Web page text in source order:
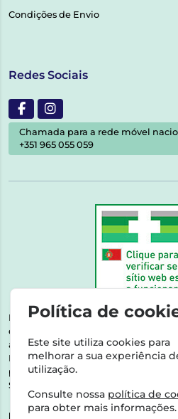
Condições de Envio
Redes Sociais
Chamada para a rede móvel
+351 965 055 059
Esta farmácia encontra-se
dispensa de medicamentos e
através da internet. Medicamentos |
MSRM, MNSRM, MSRMV ou
podem ser entregues nos seguintes
Sesimbra, Oeiras e Lisboa.
Direção Técnica: Dra. Raquel
Política de
Este site utiliza cookies para
melhorar a sua experiência
utilização.
Consulte nossa política de
para obter mais informações.